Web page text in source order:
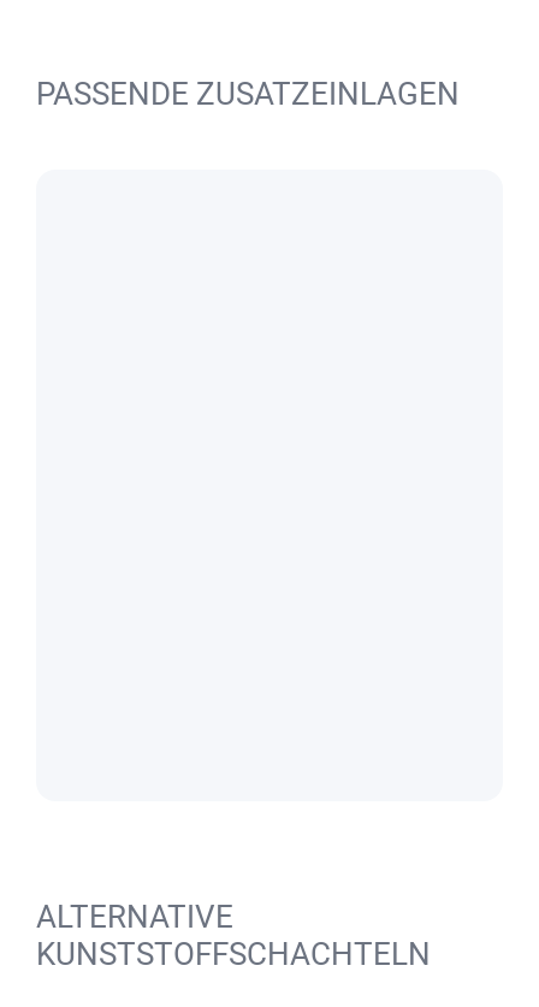
PASSENDE ZUSATZEINLAGEN
ALTERNATIVE
KUNSTSTOFFSCHACHTELN